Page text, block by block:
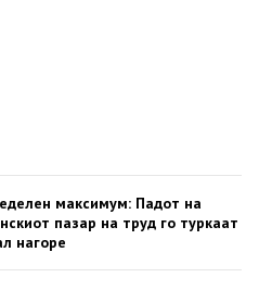
максимум: Падот на
пазар на труд го туркаат
нагоре